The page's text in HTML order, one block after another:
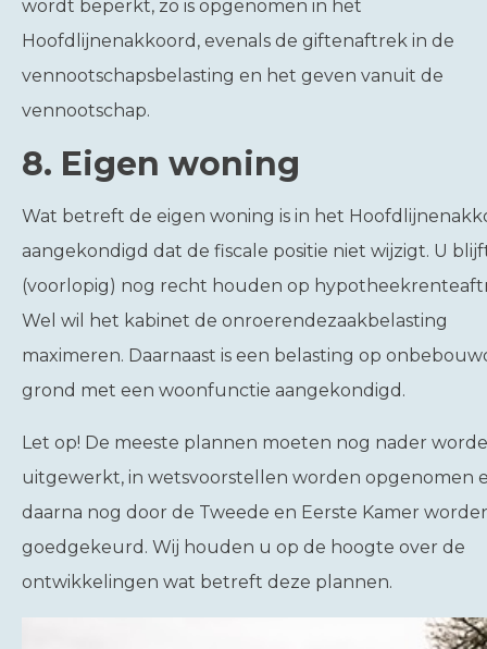
wordt beperkt, zo is opgenomen in het
Hoofdlijnenakkoord, evenals de giftenaftrek in de
vennootschapsbelasting en het geven vanuit de
vennootschap.
8. Eigen woning
Wat betreft de eigen woning is in het
aangekondigd dat de fiscale positie niet wijzigt. U
(voorlopig) nog recht houden op
Wel wil het kabinet de onroerendezaakbelasting
maximeren. Daarnaast is een belasting op
grond met een woonfunctie aangekondigd.
Let op! De meeste plannen moeten nog nader
uitgewerkt, in wetsvoorstellen worden opgenomen
daarna nog door de Tweede en Eerste Kamer
goedgekeurd. Wij houden u op de hoogte over de
ontwikkelingen wat betreft deze plannen.